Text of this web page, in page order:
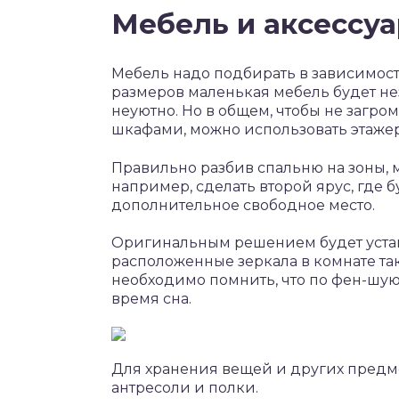
Мебель и
Мебель надо подбирать в
размеров маленькая мебель будет
неуютно. Но в общем, чтобы не
шкафами, можно использовать
Правильно разбив спальню на зоны,
например, сделать второй ярус, где
дополнительное свободное место.
Оригинальным решением будет
расположенные зеркала в комнате
необходимо помнить, что по фен-
время сна.
Для хранения вещей и других
антресоли и полки.